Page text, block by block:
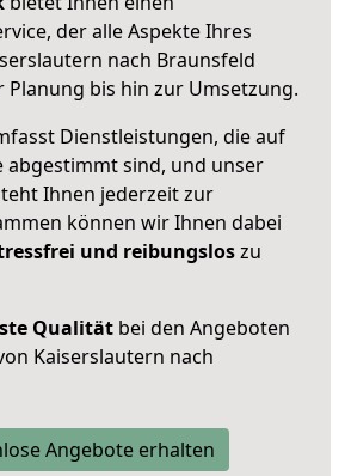
der alle Aspekte Ihres
nach Braunsfeld
Planung bis hin zur Umsetzung.
Dienstleistungen, die auf
abgestimmt sind, und unser
Ihnen jederzeit zur
können wir Ihnen dabei
und reibungsloszu
Qualität bei den Angeboten
Kaiserslautern nach
Angebote erhalten